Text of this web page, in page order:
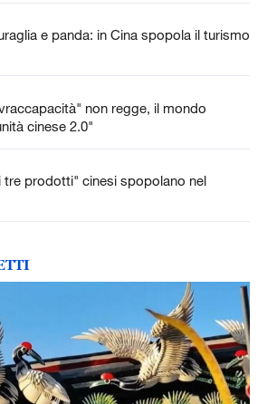
e panda: in Cina spopola il turismo
non regge, il mondo
cinese 2.0"
tre prodotti" cinesi spopolano nel